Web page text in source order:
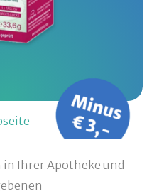
Ihrer Apotheke und